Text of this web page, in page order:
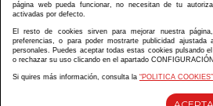
ABANICOS APARISI S.L. ha recibido por parte de La
100.000 € en apoyo al proyecto HISOLV/2021/3933/46 del PLAN
ABANICOS APARISI S.L. ha recibido por parte de La
€ en apoyo al proyecto CMARTE/2021/265/46 del PLAN
Diseño y desarrollo web Im3diA
página web pueda funcionar, no necesitan de tu
activadas por defecto.
El resto de cookies sirven para mejorar nuestra
preferencias, o para poder mostrarte publicidad
personales. Puedes aceptar todas estas cookies pulsando
o rechazar su uso clicando en el apartado
Si quires más información, consulta la “POLITICA COOKIES”